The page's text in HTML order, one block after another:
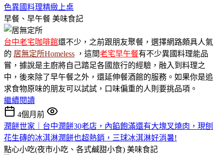
色異國料理精緻上桌
早餐、早午餐 美味食記
台中老宅咖啡館還不少，之前跟朋友聚餐，選擇網路頗具人氣
的 居無定所Homeless ，這間老宅早午餐有不少異國料理能品
嘗，據說是主廚將自己踏足各國旅行的經驗，融入到料理之
中，後來除了早午餐之外，還延伸餐酒館的服務。如果你是追
求食物原味的朋友可以試試，口味偏重的人則要挑品項。
繼續閱讀
4個月前
潤餅世家｜台中潤餅30老店，內餡飽滿還有大塊叉燒肉，現刨
花生磚的冰淇淋潤餅也超熱銷，三球冰淇淋好消暑!
點心小吃(夜市小吃、各式鹹甜小食) 美味食記